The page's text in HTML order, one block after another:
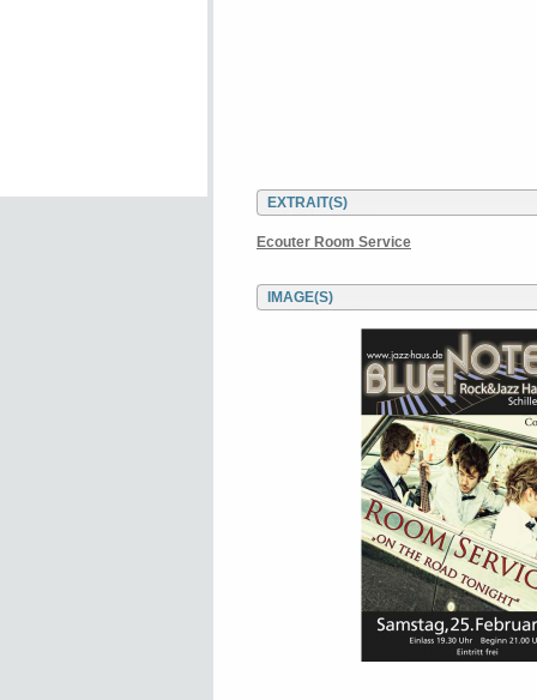
EXTRAIT(S)
Ecouter Room Service
IMAGE(S)